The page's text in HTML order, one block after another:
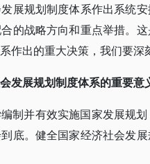
展规划制度体系作出系统
的战略方向和重点举措。
作出的重大决策，我们要深
发展规划制度体系的重要意
制并有效实施国家发展规
底。健全国家经济社会发